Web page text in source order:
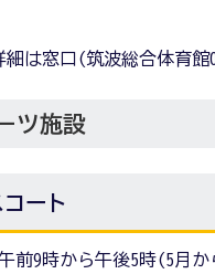
細は窓口(筑波総合体育館
ツ施設
ート
前9時から午後5時(5月か